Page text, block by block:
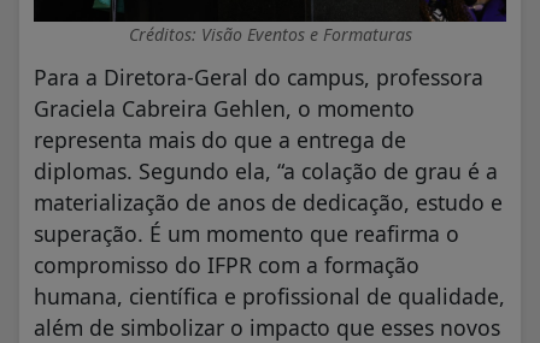
Créditos: Visão Eventos e Formaturas
Para a Diretora-Geral do campus, professora
Graciela Cabreira Gehlen, o momento
representa mais do que a entrega de
diplomas. Segundo ela, “a colação de grau é a
materialização de anos de dedicação, estudo e
superação. É um momento que reafirma o
compromisso do IFPR com a formação
humana, científica e profissional de qualidade,
além de simbolizar o impacto que esses novos